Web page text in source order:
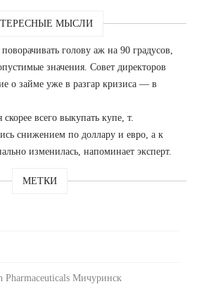
МЫСЛИ
голову аж на 90 градусов,
значения. Совет директоров
о займе уже в разгар кризиса — в
всего выкупать купе, т.
снижением по доллару и евро, а к
изменилась, напоминает эксперт.
МЕТКИ
Pharmaceuticals Мичуринск